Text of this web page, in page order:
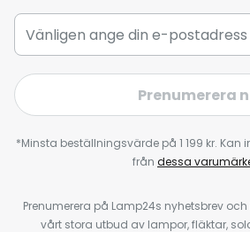
Prenumerera
*Minsta beställningsvärde på 1 199 kr. Kan
från dessa
Prenumerera på Lamp24s nyhetsbrev
vårt stora utbud av lampor, fläktar,